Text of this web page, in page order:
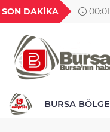
SON DAKİKA16,2449
BURSA BÖLGE